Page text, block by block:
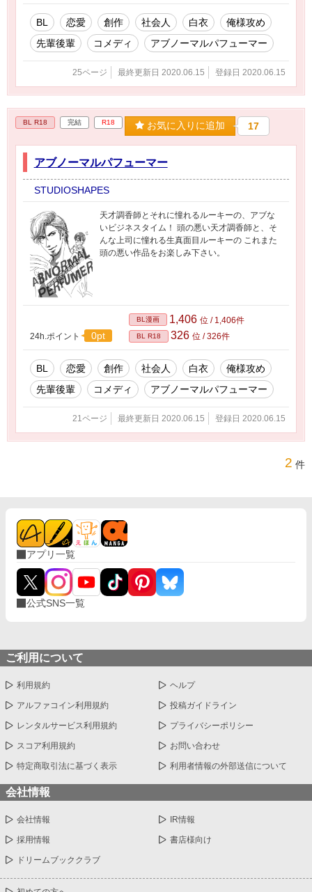
あった。 笑いあり、涙あり、スケベありのドタ
バタビジネスラブコメディ 「アブノーマルパフ
ューマー 」シリーズ最新作。 ２人のアブないビ
ジネスタイムの行方は如何に…！ ＜ただいまス
た！
BL 恋愛 創作 社会人 白衣
俺様攻め
先輩後輩
コメディ アブノーマルパフューマー
25ページ 最終更新日 2020.06.15 登録日 2020.06.15
BL R18 完結 R18 お気に入りに追加 17
アブノーマルパフューマー
STUDIOSHAPES
天才調香師とそれに憧れるルーキーの、アブな
いビジネスタイム！ 頭の悪い天才調香師と、そ
んな上司に憧れる生真面目ルーキーの これまた
頭の悪い作品をお楽しみ下さい。
24h.ポイント 0pt
BL漫画 1,406 位 / 1,406件
BL R18 326 位 / 326件
BL 恋愛 創作 社会人 白衣
俺様攻め
先輩後輩
コメディ アブノーマルパフューマー
21ページ 最終更新日 2020.06.15 登録日 2020.06.15
2 件
アプリ一覧
公式SNS一覧
ご利用について
利用規約 ヘルプ
アルファコイン利用規約 投稿ガイドライン
レンタルサービス利用規約 プライバシーポリシー
スコア利用規約 お問い合わせ
特定商取引法に基づく表示 利用者情報の外部送信について
会社情報
会社情報 IR情報
採用情報 書店様向け
ドリームブッククラブ